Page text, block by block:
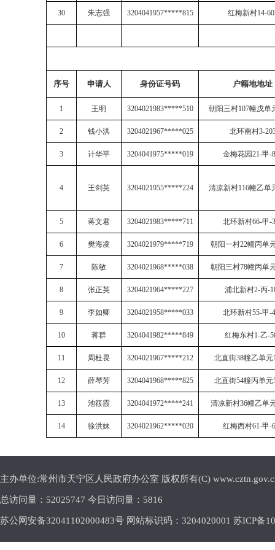
30 朱志强 3204041957*****815 红梅新村14-
序号 申请人 身份证号码 户籍地地址
1 王明 3204021983*****510 朝阳三村107幢戊单
2 钱小洪 3204021967*****025 北环南村3-
3 计华平 3204041975*****019 金梅花园21-甲-
4 王剑英 3204021955*****224 清凉新村116幢乙单
5 蒋文君 3204021983*****711 北环新村66-甲-
6 樊海凌 3204021979*****719 朝阳一村22幢丙单
7 陈敏 3204021968*****038 朝阳三村78幢丙单
8 张正英 3204021964*****227 浦北新村2-丙-
9 李如卿 3204021958*****033 北环新村55-甲-
10 蒋群 3204041982*****849 红梅东村1-乙-
11 周杜畏 3204021967*****212 北直街38幢乙单元
12 薛琴芳 3204041968*****825 北直街54幢丙单元
13 池筱霞 3204041972*****241 清凉新村36幢乙单
14 徐洪妹 3204021962*****020 红梅西村61-甲-
主办单位:常州市天宁区人民政府办公室 版权所有(C)
总访问量： 52025747 今日访问量： 5816
苏公网安备32041102000483号 网站标识码：3204020001 苏ICP备